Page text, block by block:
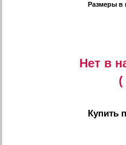
Размеры в
Нет в
(
Купить